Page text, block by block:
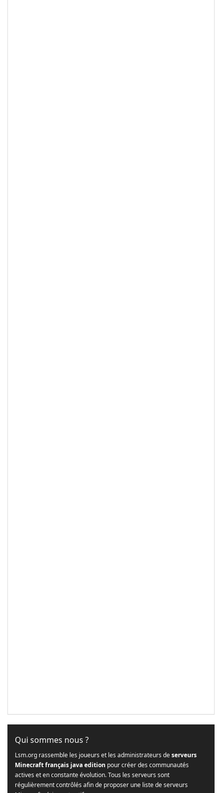
Qui sommes nous ?
Lsm.org rassemble les joueurs et les administrateurs deserveurs
Minecraft français java edition pour créer des communautés
actives et en constante évolution. Tous les serveurs sont
régulièrement contrôlés afin de proposer une liste de serveurs